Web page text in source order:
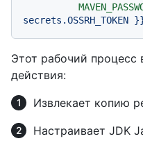
secrets.OSSRH_TOKEN
Этот рабочий
действия:
Извлекает копию
Настраивает JDK